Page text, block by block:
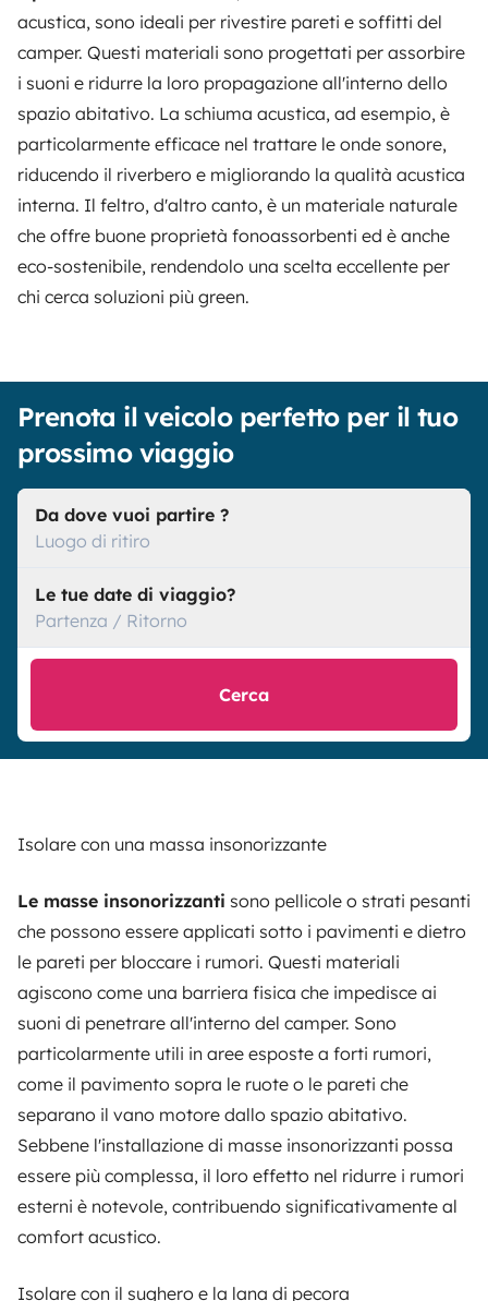
acustica, sono ideali per rivestire pareti e soffitti del
camper. Questi materiali sono progettati per assorbire
i suoni e ridurre la loro propagazione all'interno dello
spazio abitativo. La schiuma acustica, ad esempio, è
particolarmente efficace nel trattare le onde sonore,
riducendo il riverbero e migliorando la qualità acustica
interna. Il feltro, d'altro canto, è un materiale naturale
che offre buone proprietà fonoassorbenti ed è anche
eco-sostenibile, rendendolo una scelta eccellente per
chi cerca soluzioni più green.
Prenota il veicolo perfetto per il tuo
prossimo viaggio
Da dove vuoi partire ?
Luogo di ritiro
Le tue date di viaggio?
Partenza / Ritorno
Cerca
Isolare con una massa insonorizzante
Le masse insonorizzanti sono pellicole o strati pesanti
che possono essere applicati sotto i pavimenti e dietro
le pareti per bloccare i rumori. Questi materiali
agiscono come una barriera fisica che impedisce ai
suoni di penetrare all'interno del camper. Sono
particolarmente utili in aree esposte a forti rumori,
come il pavimento sopra le ruote o le pareti che
separano il vano motore dallo spazio abitativo.
Sebbene l'installazione di masse insonorizzanti possa
essere più complessa, il loro effetto nel ridurre i rumori
esterni è notevole, contribuendo significativamente al
comfort acustico.
Isolare con il sughero e la lana di pecora